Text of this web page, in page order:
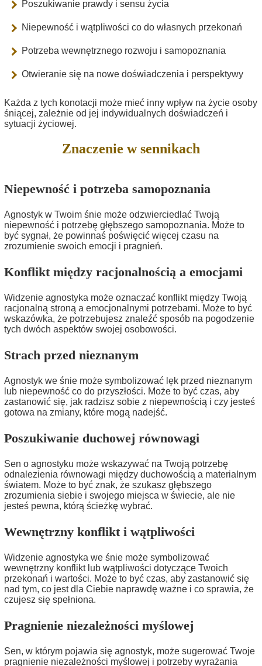
Poszukiwanie prawdy i sensu życia
Niepewność i wątpliwości co do własnych przekonań
Potrzeba wewnętrznego rozwoju i samopoznania
Otwieranie się na nowe doświadczenia i perspektywy
Każda z tych konotacji może mieć inny wpływ na życie osoby
śniącej, zależnie od jej indywidualnych doświadczeń i
sytuacji życiowej.
Znaczenie w sennikach
Niepewność i potrzeba samopoznania
Agnostyk w Twoim śnie może odzwierciedlać Twoją
niepewność i potrzebę głębszego samopoznania. Może to
być sygnał, że powinnaś poświęcić więcej czasu na
zrozumienie swoich emocji i pragnień.
Konflikt między racjonalnością a emocjami
Widzenie agnostyka może oznaczać konflikt między Twoją
racjonalną stroną a emocjonalnymi potrzebami. Może to być
wskazówka, że potrzebujesz znaleźć sposób na pogodzenie
tych dwóch aspektów swojej osobowości.
Strach przed nieznanym
Agnostyk we śnie może symbolizować lęk przed nieznanym
lub niepewność co do przyszłości. Może to być czas, aby
zastanowić się, jak radzisz sobie z niepewnością i czy jesteś
gotowa na zmiany, które mogą nadejść.
Poszukiwanie duchowej równowagi
Sen o agnostyku może wskazywać na Twoją potrzebę
odnalezienia równowagi między duchowością a materialnym
światem. Może to być znak, że szukasz głębszego
zrozumienia siebie i swojego miejsca w świecie, ale nie
jesteś pewna, którą ścieżkę wybrać.
Wewnętrzny konflikt i wątpliwości
Widzenie agnostyka we śnie może symbolizować
wewnętrzny konflikt lub wątpliwości dotyczące Twoich
przekonań i wartości. Może to być czas, aby zastanowić się
nad tym, co jest dla Ciebie naprawdę ważne i co sprawia, że
czujesz się spełniona.
Pragnienie niezależności myślowej
Sen, w którym pojawia się agnostyk, może sugerować Twoje
pragnienie niezależności myślowej i potrzeby wyrażania